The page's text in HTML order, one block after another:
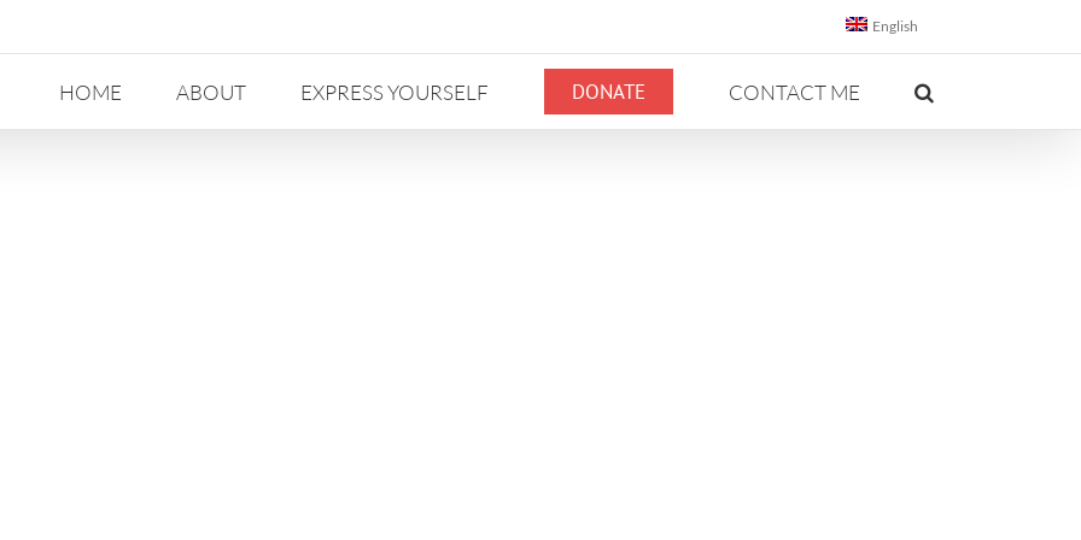
English
HOME ABOUT EXPRESS YOURSELF DONATE CONTACT ME